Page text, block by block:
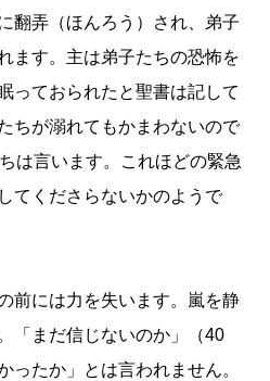
翻弄（ほんろう）され、弟子
ます。主は弟子たちの恐怖を
っておられたと聖書は記して
ちが溺れてもかまわないので
は言います。これほどの緊急
てくださらないかのようで
前には力を失います。嵐を静
「まだ信じないのか」（40
ったか」とは言われません。